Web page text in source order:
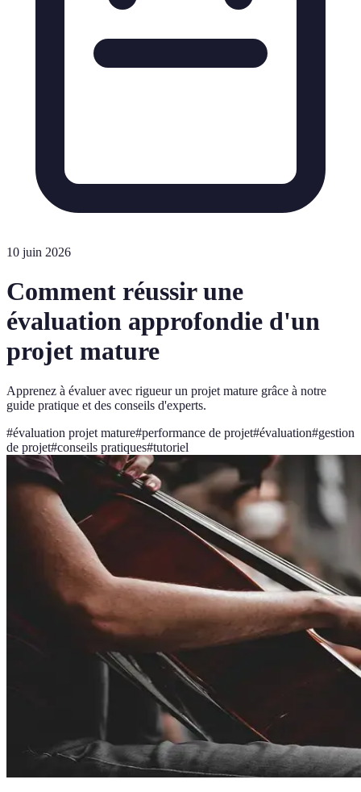
10 juin 2026
Comment réussir une
évaluation approfondie d'un
projet mature
Apprenez à évaluer avec rigueur un projet mature grâce à notre
guide pratique et des conseils d'experts.
#évaluation projet mature#performance de projet#évaluation#gestion
de projet#conseils pratiques#tutoriel